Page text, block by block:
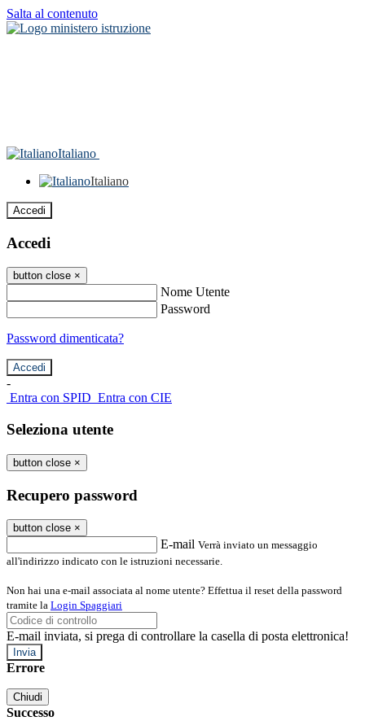
Salta al contenuto
Italiano
Italiano
Accedi
Accedi
button close ×
Nome Utente
Password
Password dimenticata?
-
Entra con SPID Entra con CIE
Seleziona utente
button close ×
Recupero password
button close ×
E-mail Verrà inviato un messaggio
all'indirizzo indicato con le istruzioni necessarie.
Non hai una e-mail associata al nome utente? Effettua il reset della password
tramite la Login Spaggiari
E-mail inviata, si prega di controllare la casella di posta elettronica!
Errore
Chiudi
Successo